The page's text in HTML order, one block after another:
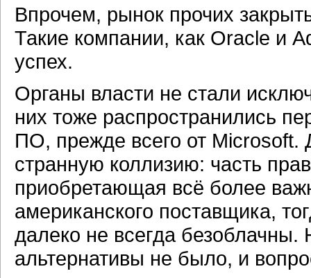
Впрочем, рынок прочих
Такие компании, как Oracle и
успех.
Органы власти не стали
них тоже распространились
ПО, прежде всего от Microsoft.
странную коллизию: часть
приобретающая всё более
американского поставщика,
далеко не всегда
альтернативы не было, и